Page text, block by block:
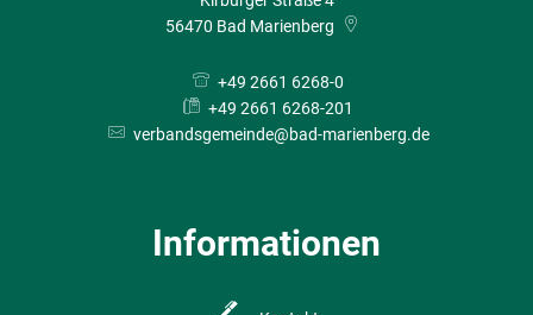
56470 Bad Marienberg
+49 2661 6268-0
+49 2661 6268-201
verbandsgemeinde@bad-marienberg.de
Informationen